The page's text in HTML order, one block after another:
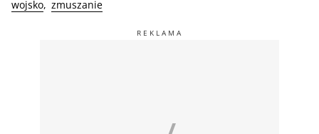
wojsko zmuszanie